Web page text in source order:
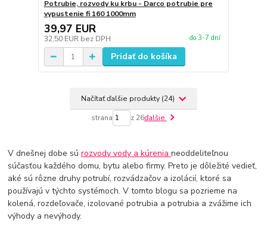
Potrubie, rozvody ku krbu - Darco potrubie pre
vypustenie fi 160 1000mm
39,97 EUR
32,50 EUR bez DPH do 3-7 dní
Pridať do košíka
Načítať ďalšie produkty (24)
strana z 26ďalšie
V dnešnej dobe súrozvody vody a kúrenianeoddeliteľnou
súčasťou každého domu, bytu alebo firmy. Preto je dôležité vedieť,
aké sú rôzne druhy potrubí, rozvádzačov a izolácií, ktoré sa
používajú v týchto systémoch. V tomto blogu sa pozrieme na
kolená, rozdeľovače, izolované potrubia a potrubia a zvážime ich
výhody a nevýhody.